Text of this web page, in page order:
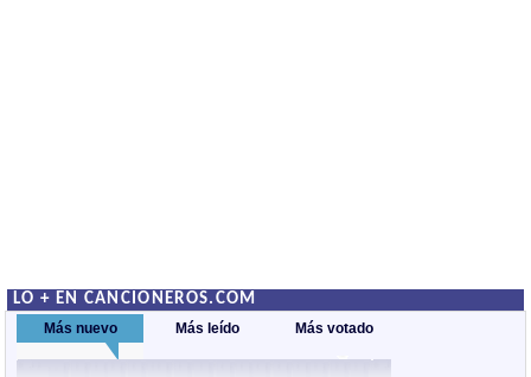
LO + EN CANCIONEROS.COM
Más nuevo Más leído Más votado